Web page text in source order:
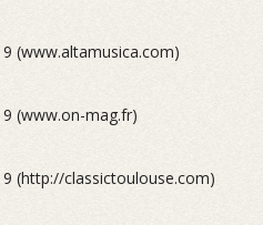
(www.altamusica.com)
(www.on-mag.fr)
(http://classictoulouse.com)